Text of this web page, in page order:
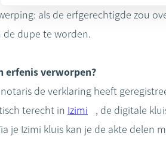
als de erfgerechtigde zou
de dupe te worden.
erfenis verworpen?
de verklaring heeft
terecht in Izimi
, de digitale
je Izimi kluis kan je de akte delen